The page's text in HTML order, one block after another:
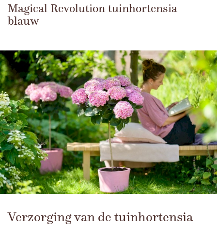
Magical Revolution tuinhortensia
blauw
Verzorging van de tuinhortensia